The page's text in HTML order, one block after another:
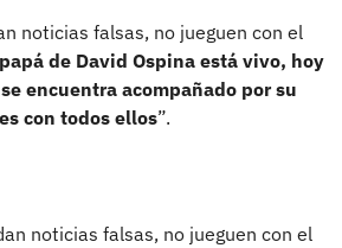
noticias falsas, no jueguen con el
de David Ospina está vivo, hoy
encuentra acompañado por su
con todos ellos”.
noticias falsas, no jueguen con el